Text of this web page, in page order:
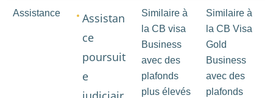
Assistance
Assistan
ce
poursuit
e
Similaire à
la CB visa
Business
avec des
plafonds
plus élevés
Similaire à
la CB Visa
Gold
Business
avec des
plafonds